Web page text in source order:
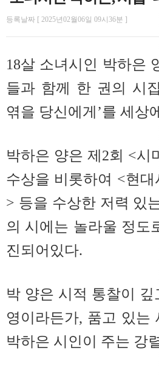
등록날짜 [ 2025년02월06일 09시36분 ]
18살 소녀시인 박하은
들과 함께 한 권의 시
엮을 당신에게’를 세상
박하은 양은 제2회 <시
수상을 비롯하여 <현
> 등을 수상한 저력 있
의 시에는 놀라울 정도
진되어있다.
박 양은 시적 통찰이
영이라든가, 품고 있는
박하은 시인이 주는 강